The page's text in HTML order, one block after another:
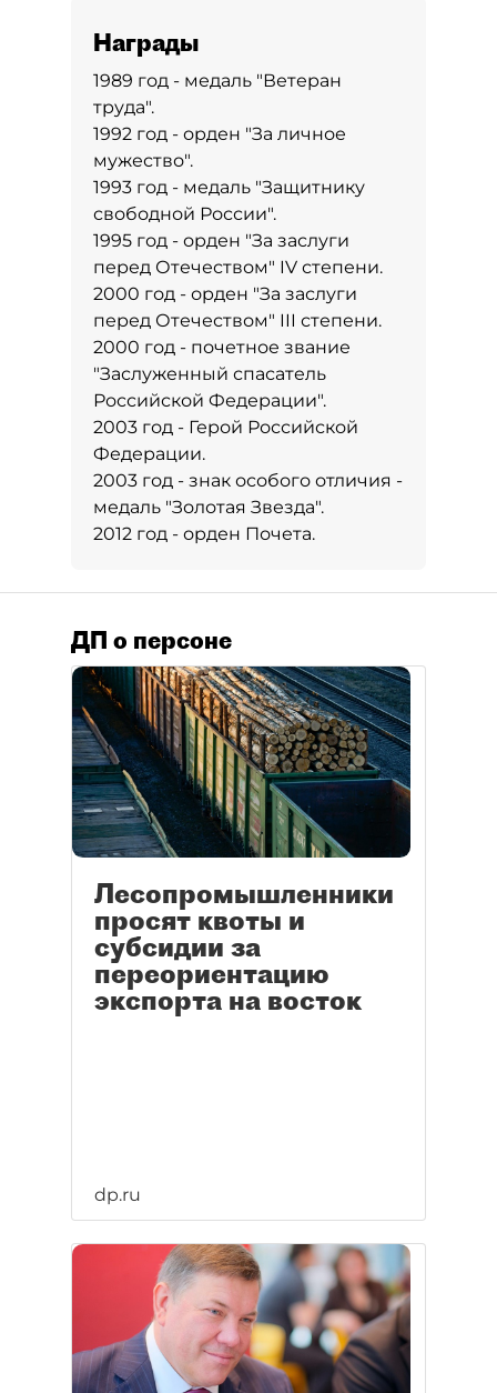
Награды
1989 год - медаль "Ветеран
труда".
1992 год - орден "За личное
мужество".
1993 год - медаль "Защитнику
свободной России".
1995 год - орден "За заслуги
перед Отечеством" IV степени.
2000 год - орден "За заслуги
перед Отечеством" III степени.
2000 год - почетное звание
"Заслуженный спасатель
Российской Федерации".
2003 год - Герой Российской
Федерации.
2003 год - знак особого отличия -
медаль "Золотая Звезда".
2012 год - орден Почета.
ДП о персоне
Лесопромышленники
просят квоты и
субсидии за
переориентацию
экспорта на восток
dp.ru